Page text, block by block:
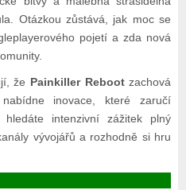
Otázkou zůstává, jak moc se
pojetí a zda nová
že Painkiller Rebootzachová
inovace, které zaručí
hledáte intenzivní zážitek plný
vývojářů a rozhodně si hru